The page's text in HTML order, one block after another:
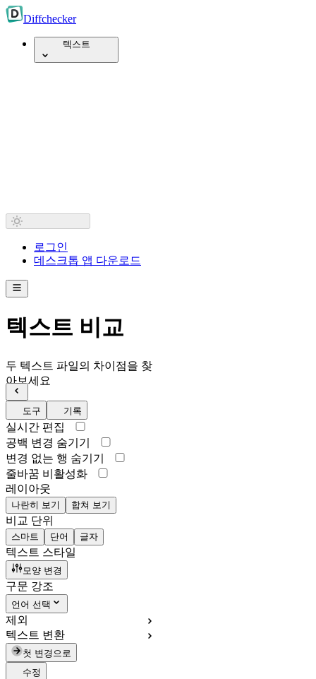
Diffchecker
텍스트
로그인
데스크톱 앱 다운로드
텍스트 비교
두 텍스트 파일의 차이점을 찾
아보세요
도구 기록
실시간 편집
공백 변경 숨기기
변경 없는 행 숨기기
줄바꿈 비활성화
레이아웃
나란히 보기 합쳐 보기
비교 단위
스마트 단어 글자
텍스트 스타일
모양 변경
구문 강조
언어 선택
제외
텍스트 변환
첫 변경으로
수정